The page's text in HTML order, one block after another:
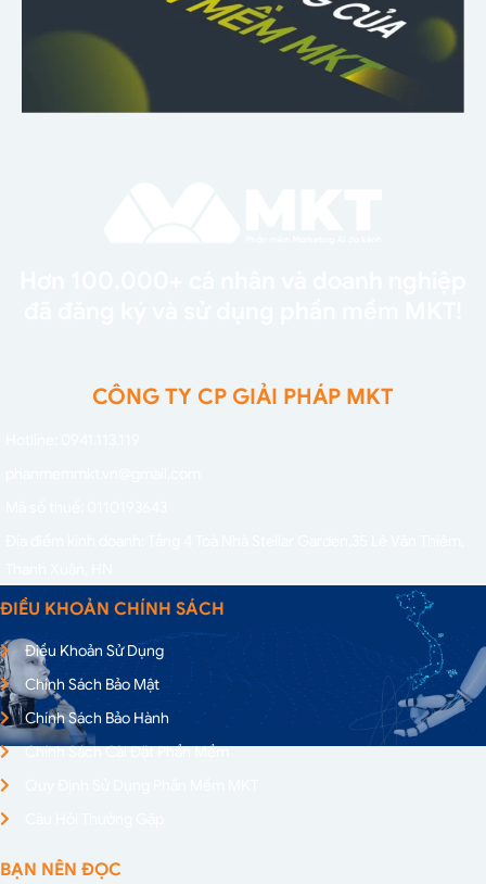
CÔNG TY CP GIẢI PHÁP MKT
ĐIỀU KHOẢN CHÍNH SÁCH
Điều Khoản Sử Dụng
Chính Sách Bảo Mật
Chính Sách Bảo Hành
Chính Sách Cài Đặt Phần Mềm
BẠN NÊN ĐỌC